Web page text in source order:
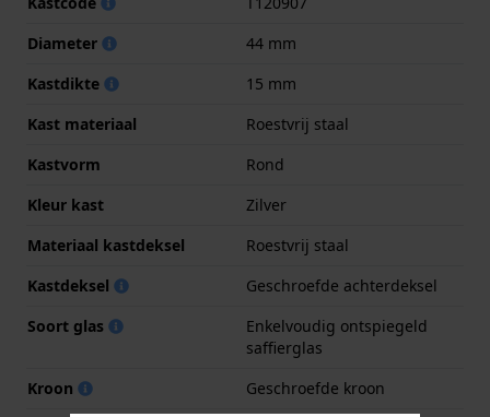
Diameter
44 mm
Kastdikte
15 mm
Kast materiaal
Roestvrij staal
Kastvorm
Rond
Kleur kast
Zilver
Materiaal kastdeksel
Roestvrij staal
Kastdeksel
Geschroefde achterdeksel
Soort glas
Enkelvoudig ontspiegeld
saffierglas
Kroon
Geschroefde kroon